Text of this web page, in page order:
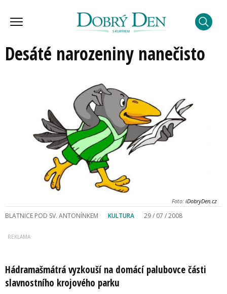
Desáté narozeniny nanečisto
Foto: iDobryDen.cz
BLATNICE POD SV. ANTONÍNKEM KULTURA 29 / 07 / 2008
Hádramašmátrá vyzkouší na domácí palubovce části
slavnostního krojového parku